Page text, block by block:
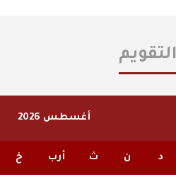
التقويم
أغسطس 2026
د ن ث أرب خ